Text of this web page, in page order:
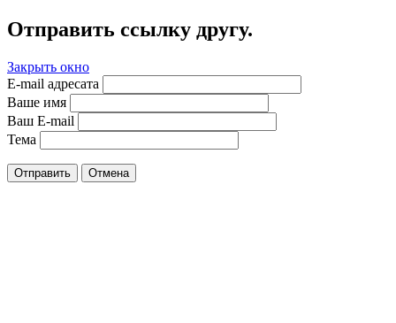
Отправить ссылку другу.
Закрыть окно
E-mail адресата
Ваше имя
Ваш E-mail
Тема
Отправить Отмена